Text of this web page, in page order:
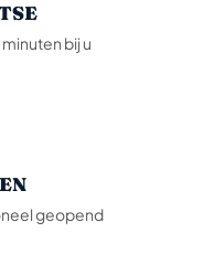
bij u
geopend